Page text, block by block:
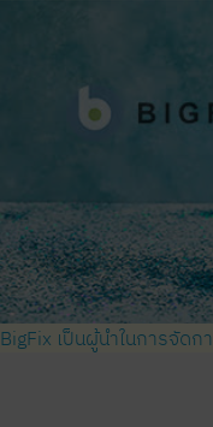
BigFix เป็นผู้นำในการจัด